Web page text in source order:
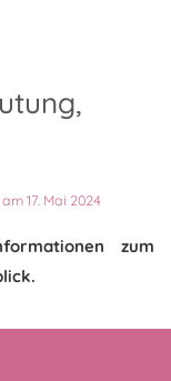
17. Mai 2024
zum